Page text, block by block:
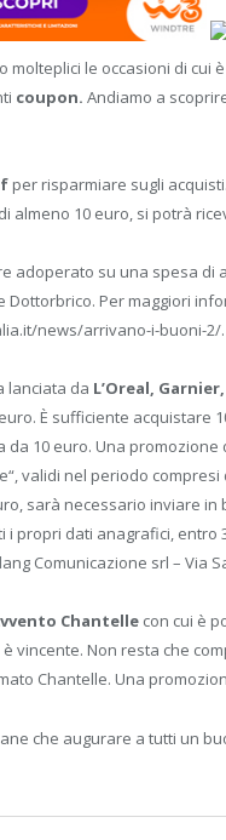
molteplici le occasioni di cui
coupon. Andiamo a
per risparmiare sugli
almeno 10 euro, si potrà
adoperato su una spesa di
Dottorbrico. Per maggiori
news/arrivano-i-buoni-2/.
lanciata da L’Oreal,
È sufficiente acquistare
10 euro. Una
validi nel periodo compresi
sarà necessario inviare in
propri dati anagrafici, entro
Comunicazione srl – Via
Chantelle con cui è
vincente. Non resta che
Chantelle. Una
che augurare a tutti un